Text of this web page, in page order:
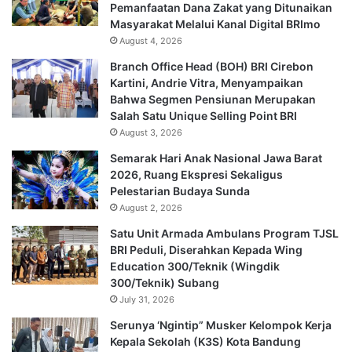
Pemanfaatan Dana Zakat yang Ditunaikan
Masyarakat Melalui Kanal Digital BRImo
August 4, 2026
Branch Office Head (BOH) BRI Cirebon
Kartini, Andrie Vitra, Menyampaikan
Bahwa Segmen Pensiunan Merupakan
Salah Satu Unique Selling Point BRI
August 3, 2026
Semarak Hari Anak Nasional Jawa Barat
2026, Ruang Ekspresi Sekaligus
Pelestarian Budaya Sunda
August 2, 2026
Satu Unit Armada Ambulans Program TJSL
BRI Peduli, Diserahkan Kepada Wing
Education 300/Teknik (Wingdik
300/Teknik) Subang
July 31, 2026
Serunya ‘Ngintip” Musker Kelompok Kerja
Kepala Sekolah (K3S) Kota Bandung